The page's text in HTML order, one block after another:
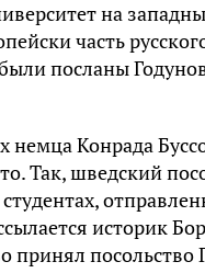
на
часть
посланы
Конрада
Так, шведский
историк
принял посольство